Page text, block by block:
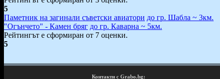
5
Паметник на загинали съветски авиатори до гр. Шабла ~ 3км.
"Огънчето" - Камен бряг до гр. Каварна ~ 5км.
Рейтингът е сформиран от 7 оценки.
5
Контакти с Grabo.bg: